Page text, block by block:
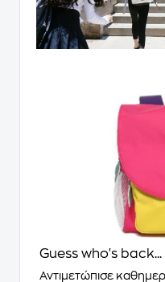
Guess who's
Αντιμετώπισε